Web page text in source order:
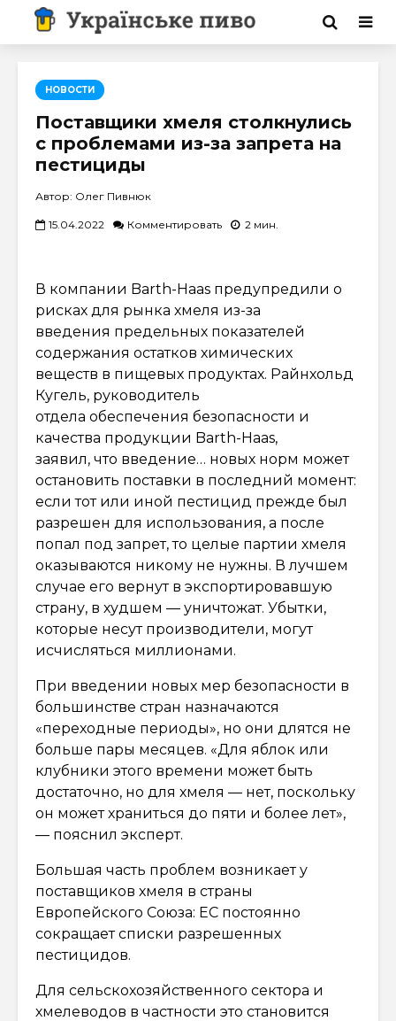
НОВОСТИ
Поставщики хмеля столкнулись
с проблемами из-за запрета на
пестициды
Автор: Олег Пивнюк
15.04.2022 Комментировать 2 мин.
В компании Barth-Haas предупредили о
рисках для рынка хмеля из-за
введения предельных показателей
содержания остатков химических
веществ в пищевых продуктах. Райнхольд
Кугель, руководитель
отдела обеспечения безопасности и
качества продукции Barth-Haas,
заявил, что введение… новых норм может
остановить поставки в последний момент:
если тот или иной пестицид прежде был
разрешен для использования, а после
попал под запрет, то целые партии хмеля
оказываются никому не нужны. В лучшем
случае его вернут в экспортировавшую
страну, в худшем — уничтожат. Убытки,
которые несут производители, могут
исчисляться миллионами.
При введении новых мер безопасности в
большинстве стран назначаются
«переходные периоды», но они длятся не
больше пары месяцев. «Для яблок или
клубники этого времени может быть
достаточно, но для хмеля — нет, поскольку
он может храниться до пяти и более лет»,
— пояснил эксперт.
Большая часть проблем возникает у
поставщиков хмеля в страны
Европейского Союза: ЕС постоянно
сокращает списки разрешенных
пестицидов.
Для сельскохозяйственного сектора и
хмелеводов в частности это становится